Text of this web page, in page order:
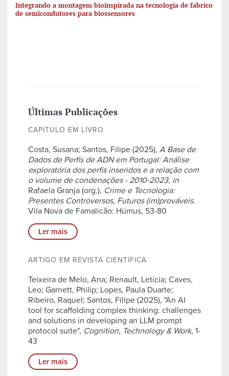
Integrando a montagem bioinspirada na tecnologia de fabrico
de semicondutores para biossensores
Últimas Publicações
CAPÍTULO EM LIVRO
Costa, Susana; Santos, Filipe (2025), A Base de
Dados de Perfis de ADN em Portugal: Análise
exploratória dos perfis inseridos e a relação com
o volume de condenações - 2010-2023, in
Rafaela Granja (org.), Crime e Tecnologia:
Presentes Controversos, Futuros (im)prováveis.
Vila Nova de Famalicão: Húmus, 53-80
Ler mais
ARTIGO EM REVISTA CIENTÍFICA
Teixeira de Melo, Ana; Renault, Letícia; Caves,
Leo; Garnett, Philip; Lopes, Paula Duarte;
Ribeiro, Raquel; Santos, Filipe (2025), "An AI
tool for scaffolding complex thinking: challenges
and solutions in developing an LLM prompt
protocol suite", Cognition, Technology & Work, 1-
43
Ler mais